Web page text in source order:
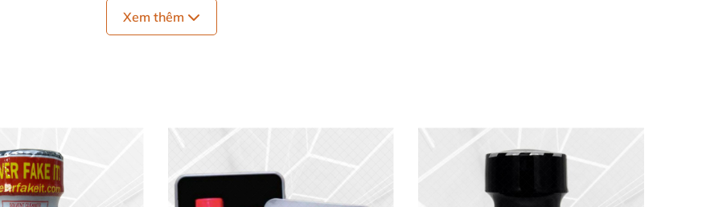
các dịp sử dụng riêng tư.
Xem thêm